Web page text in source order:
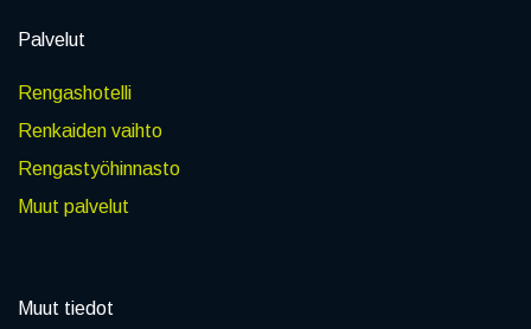
Palvelut
Rengashotelli
Renkaiden vaihto
Rengastyöhinnasto
Muut palvelut
Muut tiedot